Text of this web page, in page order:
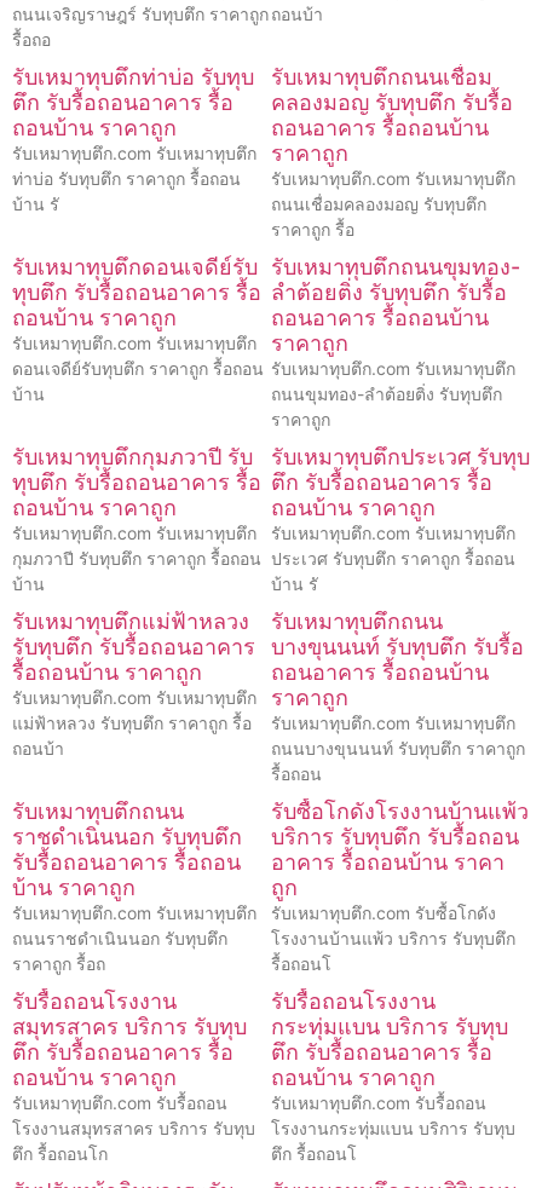
ถนนเจริญราษฎร์ รับทุบตึก ราคาถูก
รื้อถอ
ถอนบ้า
รับเหมาทุบตึกท่าบ่อ รับทุบ
ตึก รับรื้อถอนอาคาร รื้อ
ถอนบ้าน ราคาถูก
รับเหมาทุบตึก.com รับเหมาทุบตึก
ท่าบ่อ รับทุบตึก ราคาถูก รื้อถอน
บ้าน รั
รับเหมาทุบตึกถนนเชื่อม
คลองมอญ รับทุบตึก รับรื้อ
ถอนอาคาร รื้อถอนบ้าน
ราคาถูก
รับเหมาทุบตึก.com รับเหมาทุบตึก
ถนนเชื่อมคลองมอญ รับทุบตึก
ราคาถูก รื้อ
รับเหมาทุบตึกดอนเจดีย์รับ
ทุบตึก รับรื้อถอนอาคาร รื้อ
ถอนบ้าน ราคาถูก
รับเหมาทุบตึก.com รับเหมาทุบตึก
ดอนเจดีย์รับทุบตึก ราคาถูก รื้อถอน
บ้าน
รับเหมาทุบตึกถนนขุมทอง-
ลำต้อยติ่ง รับทุบตึก รับรื้อ
ถอนอาคาร รื้อถอนบ้าน
ราคาถูก
รับเหมาทุบตึก.com รับเหมาทุบตึก
ถนนขุมทอง-ลำต้อยติ่ง รับทุบตึก
ราคาถูก
รับเหมาทุบตึกกุมภวาปี รับ
ทุบตึก รับรื้อถอนอาคาร รื้อ
ถอนบ้าน ราคาถูก
รับเหมาทุบตึก.com รับเหมาทุบตึก
กุมภวาปี รับทุบตึก ราคาถูก รื้อถอน
บ้าน
รับเหมาทุบตึกประเวศ รับทุบ
ตึก รับรื้อถอนอาคาร รื้อ
ถอนบ้าน ราคาถูก
รับเหมาทุบตึก.com รับเหมาทุบตึก
ประเวศ รับทุบตึก ราคาถูก รื้อถอน
บ้าน รั
รับเหมาทุบตึกแม่ฟ้าหลวง
รับทุบตึก รับรื้อถอนอาคาร
รื้อถอนบ้าน ราคาถูก
รับเหมาทุบตึก.com รับเหมาทุบตึก
แม่ฟ้าหลวง รับทุบตึก ราคาถูก รื้อ
ถอนบ้า
รับเหมาทุบตึกถนน
บางขุนนนท์ รับทุบตึก รับรื้อ
ถอนอาคาร รื้อถอนบ้าน
ราคาถูก
รับเหมาทุบตึก.com รับเหมาทุบตึก
ถนนบางขุนนนท์ รับทุบตึก ราคาถูก
รื้อถอน
รับเหมาทุบตึกถนน
ราชดำเนินนอก รับทุบตึก
รับรื้อถอนอาคาร รื้อถอน
บ้าน ราคาถูก
รับเหมาทุบตึก.com รับเหมาทุบตึก
ถนนราชดำเนินนอก รับทุบตึก
ราคาถูก รื้อถ
รับซื้อโกดังโรงงานบ้านแพ้ว
บริการ รับทุบตึก รับรื้อถอน
อาคาร รื้อถอนบ้าน ราคา
ถูก
รับเหมาทุบตึก.com รับซื้อโกดัง
โรงงานบ้านแพ้ว บริการ รับทุบตึก
รื้อถอนโ
รับรื้อถอนโรงงาน
สมุทรสาคร บริการ รับทุบ
ตึก รับรื้อถอนอาคาร รื้อ
ถอนบ้าน ราคาถูก
รับเหมาทุบตึก.com รับรื้อถอน
โรงงานสมุทรสาคร บริการ รับทุบ
ตึก รื้อถอนโก
รับรื้อถอนโรงงาน
กระทุ่มแบน บริการ รับทุบ
ตึก รับรื้อถอนอาคาร รื้อ
ถอนบ้าน ราคาถูก
รับเหมาทุบตึก.com รับรื้อถอน
โรงงานกระทุ่มแบน บริการ รับทุบ
ตึก รื้อถอนโ